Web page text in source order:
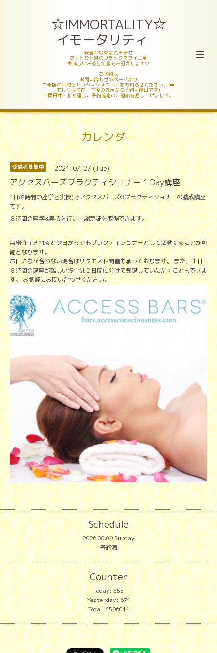
☆IMMORTALITY☆
イモータリティ
緑豊かな東京八王子で
ホッとひと息のリラックスタイム🍀
美味しいお茶と笑顔でお迎えします♡
ご予約は
お問い合わせのページより
ご希望の日時とセッションメニューをお知らせください。(❤️
もしくは午前・午後の表示がご予約可能日です)
１両日中に折り返しご予約確定のご連絡を差し上げましす。
カレンダー
受講者募集中 2021-07-27 (Tue)
アクセスバーズプラクティショナー１Day講座
1日(8時間の座学と実技)でアクセスバーズ®️プラクティショナーの養成講座
です。
８時間の座学&実技を行い、認定証を取得できます。
無事修了されると翌日からでもプラクティショナーとして活動することが可
能となります。
お日にちが合わない場合はリクエスト開催も承っております。 また、１日
８時間の講座が難しい場合は２日間に分けて受講していただくこともできま
す。 お気軽にお問い合わせください。
Schedule
2026.08.09 Sunday
予約満
Counter
Today: 555
Yesterday:671
Total:1596014